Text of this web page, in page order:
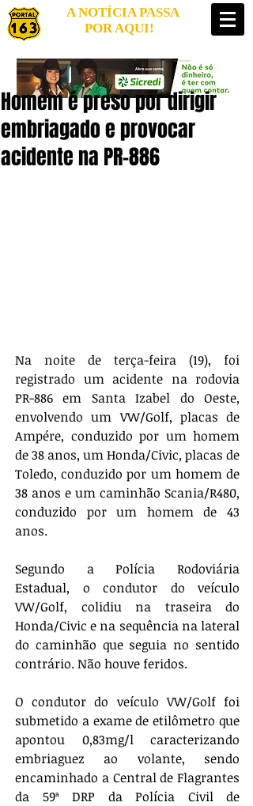
A NOTÍCIA PASSA
POR AQUI!
Homem é preso por dirigir
embriagado e provocar
acidente na PR-886
Na noite de terça-feira (19), foi
registrado um acidente na rodovia
PR-886 em Santa Izabel do Oeste,
envolvendo um VW/Golf, placas de
Ampére, conduzido por um homem
de 38 anos, um Honda/Civic, placas de
Toledo, conduzido por um homem de
38 anos e um caminhão Scania/R480,
conduzido por um homem de 43
anos.
Segundo a Polícia Rodoviária
Estadual, o condutor do veículo
VW/Golf, colidiu na traseira do
Honda/Civic e na sequência na lateral
do caminhão que seguia no sentido
contrário. Não houve feridos.
O condutor do veículo VW/Golf foi
submetido a exame de etilômetro que
apontou 0,83mg/l caracterizando
embriaguez ao volante, sendo
encaminhado a Central de Flagrantes
da 59ª DRP da Polícia Civil de